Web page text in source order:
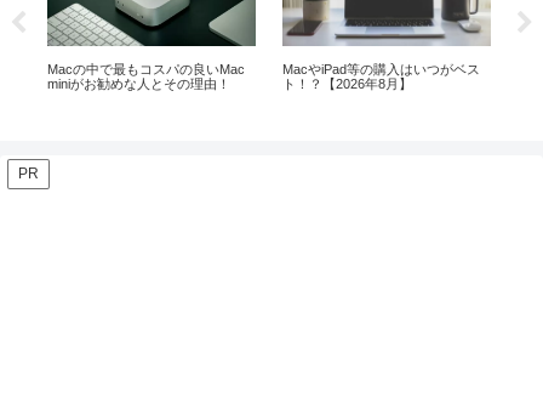
中で最もコスパの良いMac
お勧めな人とその理由！
MacやiPad等の購入はいつがベス
ト！？【2026年8月】
M1搭載
PR